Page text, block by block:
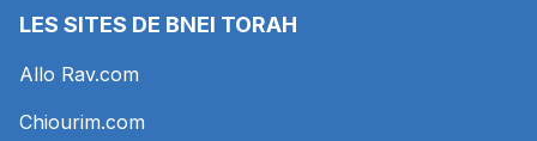
LES SITES DE BNEI TORAH
Allo Rav.com
Chiourim.com